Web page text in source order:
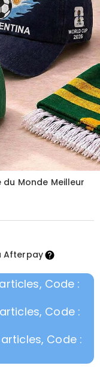
Monde Meilleur
Afterpay
Code :
Code :
Code :